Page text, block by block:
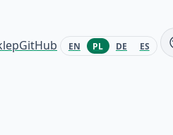
GitHub EN PL DE ES